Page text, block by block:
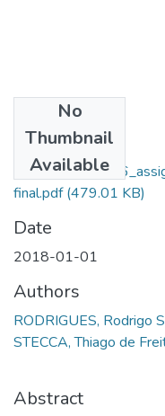
No
Thumbnail
Available
Rodrigo Silva
final.pdf(479.01 KB)
Date
2018-01-01
Authors
RODRIGUES, Rodrigo
STECCA, Thiago de
Abstract